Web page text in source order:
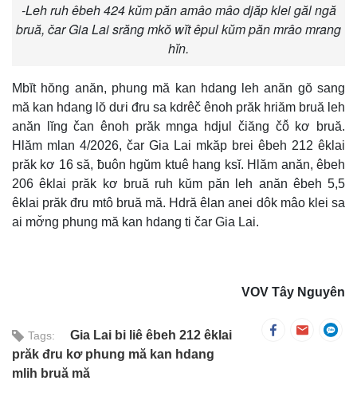
-Leh ruh êbeh 424 kŭm păn amâo mâo djăp klei găl ngă
bruă, čar Gia Lai srăng mkŏ wĭt êpul kŭm păn mrâo mrang
hĭn.
Mbĭt hŏng anăn, phung mă kan hdang leh anăn gŏ sang
mă kan hdang lŏ dưi đru sa kdrêč ênoh prăk hriăm bruă leh
anăn lĭng čan ênoh prăk mnga hdjul čiăng čô̆ kơ bruă.
Hlăm mlan 4/2026, čar Gia Lai mkăp brei êbeh 212 êklai
prăk kơ 16 să, ƀuôn hgŭm ktuê hang ksĭ. Hlăm anăn, êbeh
206 êklai prăk kơ bruă ruh kŭm păn leh anăn êbeh 5,5
êklai prăk đru mtô bruă mă. Hdră êlan anei dôk mâo klei sa
ai mơ̆ng phung mă kan hdang ti čar Gia Lai.
VOV Tây Nguyên
Tags:
Gia Lai bi liê êbeh 212 êklai
prăk đru kơ phung mă kan hdang
mlih bruă mă